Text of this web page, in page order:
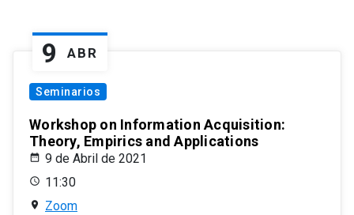
9 ABR
Seminarios
Workshop on Information Acquisition:
Theory, Empirics and Applications
9 de Abril de 2021
11:30
Zoom